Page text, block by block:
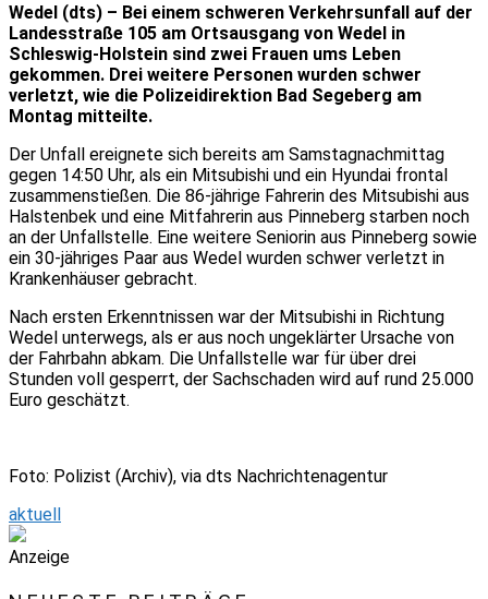
Wedel (dts) – Bei einem schweren Verkehrsunfall auf der
Landesstraße 105 am Ortsausgang von Wedel in
Schleswig-Holstein sind zwei Frauen ums Leben
gekommen. Drei weitere Personen wurden schwer
verletzt, wie die Polizeidirektion Bad Segeberg am
Montag mitteilte.
Der Unfall ereignete sich bereits am Samstagnachmittag
gegen 14:50 Uhr, als ein Mitsubishi und ein Hyundai frontal
zusammenstießen. Die 86-jährige Fahrerin des Mitsubishi aus
Halstenbek und eine Mitfahrerin aus Pinneberg starben noch
an der Unfallstelle. Eine weitere Seniorin aus Pinneberg sowie
ein 30-jähriges Paar aus Wedel wurden schwer verletzt in
Krankenhäuser gebracht.
Nach ersten Erkenntnissen war der Mitsubishi in Richtung
Wedel unterwegs, als er aus noch ungeklärter Ursache von
der Fahrbahn abkam. Die Unfallstelle war für über drei
Stunden voll gesperrt, der Sachschaden wird auf rund 25.000
Euro geschätzt.
Foto: Polizist (Archiv), via dts Nachrichtenagentur
aktuell
Anzeige